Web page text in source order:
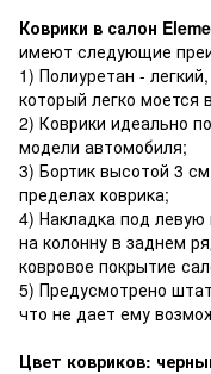
Коврики в салон
имеют следующие
1) Полиуретан -
который легко моется
2) Коврики идеально
модели автомобиля;
3) Бортик высотой 3
пределах коврика;
4) Накладка под левую
на колонну в заднем
ковровое покрытие
5) Предусмотрено
что не дает ему
Цвет ковриков: